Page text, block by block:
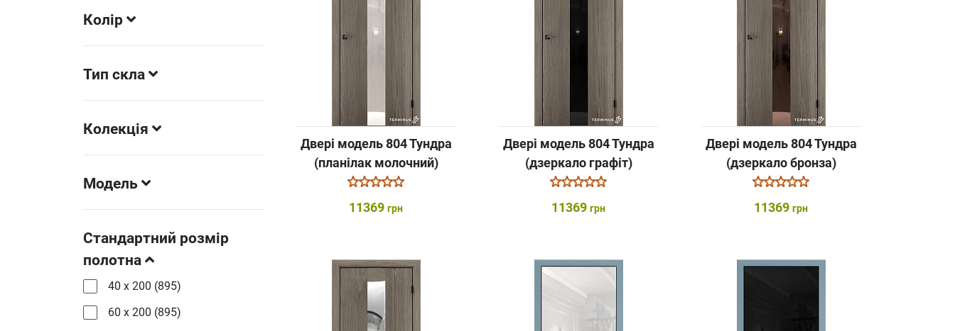
Колір
Тип скла
Колекція
Модель
Стандартний розмір
полотна
40 х 200 (895)
60 х 200 (895)
Двері модель 804 Тундра
(планілак молочний)
11369грн
Двері модель 804 Тундра
(дзеркало графіт)
11369грн
Двері модель 804 Тундра
(дзеркало бронза)
11369грн